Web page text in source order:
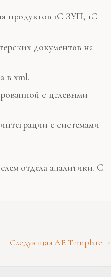
продуктов 1С ЗУП, 1С
документов на
в xml.
с целевыми
с системами
отдела аналитики. С
Следующая AE Template →